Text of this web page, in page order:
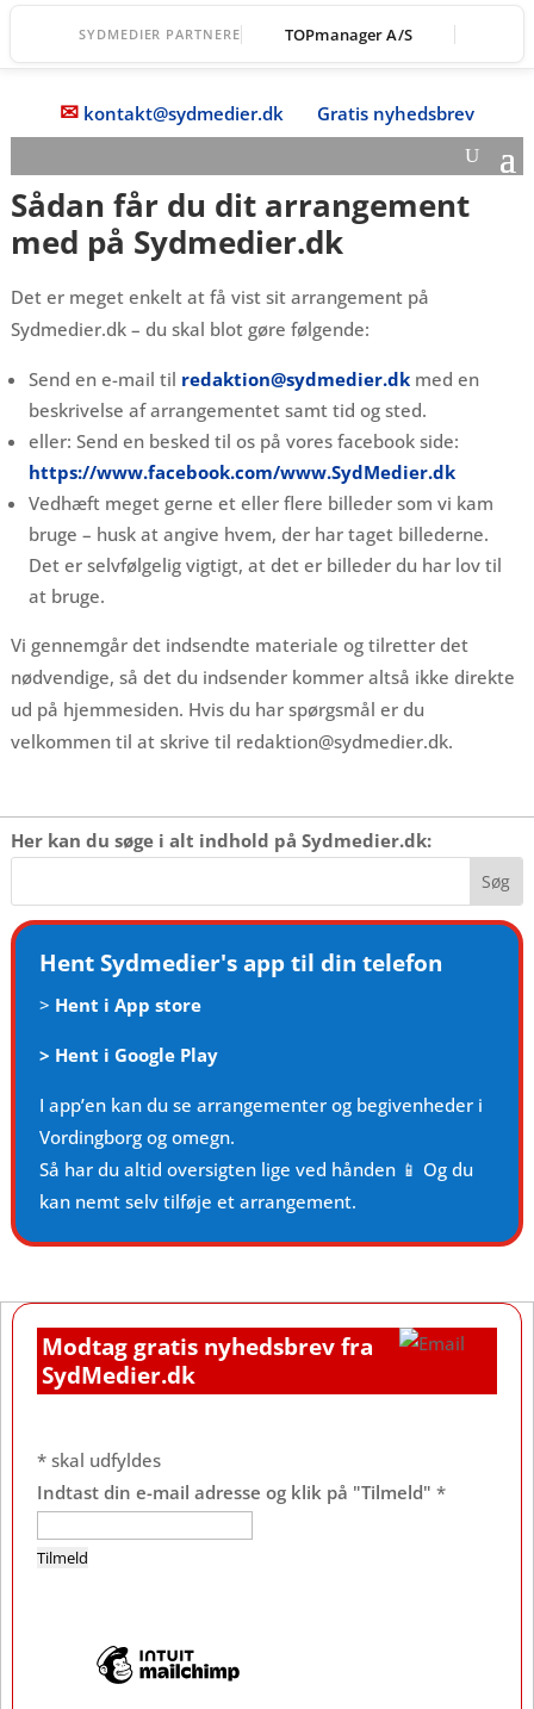
SYDMEDIER PARTNERE TOPmanager A/S
✉ kontakt@sydmedier.dk Gratis nyhedsbrev
Sådan får du dit arrangement
med på Sydmedier.dk
Det er meget enkelt at få vist sit arrangement på
Sydmedier.dk – du skal blot gøre følgende:
Send en e-mail til redaktion@sydmedier.dkmed en
beskrivelse af arrangementet samt tid og sted.
eller: Send en besked til os på vores facebook side:
https://www.facebook.com/www.SydMedier.dk
Vedhæft meget gerne et eller flere billeder som vi kam
bruge – husk at angive hvem, der har taget billederne.
Det er selvfølgelig vigtigt, at det er billeder du har lov til
at bruge.
Vi gennemgår det indsendte materiale og tilretter det
nødvendige, så det du indsender kommer altså ikke direkte
ud på hjemmesiden. Hvis du har spørgsmål er du
velkommen til at skrive til redaktion@sydmedier.dk.
Her kan du søge i alt indhold på Sydmedier.dk:
Hent Sydmedier's app til din telefon
> Hent i App store
> Hent i Google Play
I app’en kan du se arrangementer og begivenheder i
Vordingborg og omegn.
Så har du altid oversigten lige ved hånden 📱 Og du
kan nemt selv tilføje et arrangement.
Modtag gratis nyhedsbrev fra
SydMedier.dk
*skal udfyldes
Indtast din e-mail adresse og klik på "Tilmeld" *